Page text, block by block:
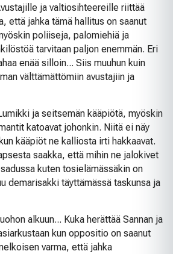
ja valtiosihteereille riittää
että jahka tämä hallitus on saanut
poliiseja, palomiehiä ja
tarvitaan paljon enemmän. Eri
enää silloin... Siis muuhun kuin
välttämättömiin avustajiin ja
ja seitsemän kääpiötä, myöskin
katoavat johonkin. Niitä ei näy
kääpiöt ne kalliosta irti hakkaavat.
saakka, että mihin ne jalokivet
kuten tosielämässäkin on
demarisakki täyttämässä taskunsa ja
alkuun... Kuka herättää Sannan ja
kun oppositio on saanut
varma, että jahka